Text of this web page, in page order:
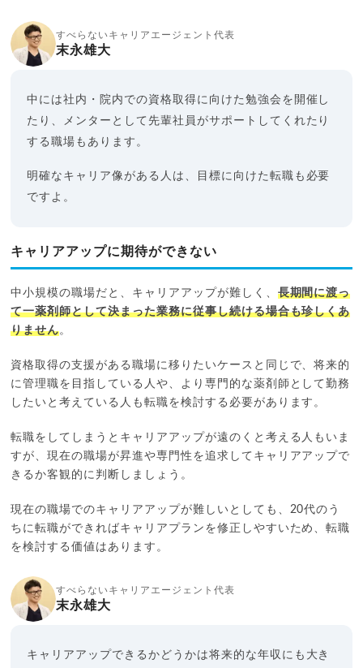
すべらないキャリアエージェント代表
末永雄大
中には社内・院内での資格取得に向けた勉強会を開催し
たり、メンターとして先輩社員がサポートしてくれたり
する職場もあります。
明確なキャリア像がある人は、目標に向けた転職も必要
ですよ。
キャリアアップに期待ができない
中小規模の職場だと、キャリアアップが難しく、 長期間に渡っ
て一薬剤師として決まった業務に従事し続ける場合も珍しくあ
りません。
資格取得の支援がある職場に移りたいケースと同じで、将来的
に管理職を目指している人や、より専門的な薬剤師として勤務
したいと考えている人も転職を検討する必要があります。
転職をしてしまうとキャリアアップが遠のくと考える人もいま
すが、現在の職場が昇進や専門性を追求してキャリアアップで
きるか客観的に判断しましょう。
現在の職場でのキャリアアップが難しいとしても、20代のう
ちに転職ができればキャリアプランを修正しやすいため、転職
を検討する価値はあります。
すべらないキャリアエージェント代表
末永雄大
キャリアアップできるかどうかは将来的な年収にも大き